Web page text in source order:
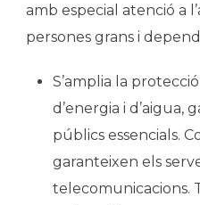
amb especial atenció a
persones grans i
S’amplia la
d’energia i d’aigua,
públics essencials.
garanteixen els
telecomunicacions.